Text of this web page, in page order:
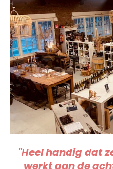
"Heel handig dat
werkt aan de